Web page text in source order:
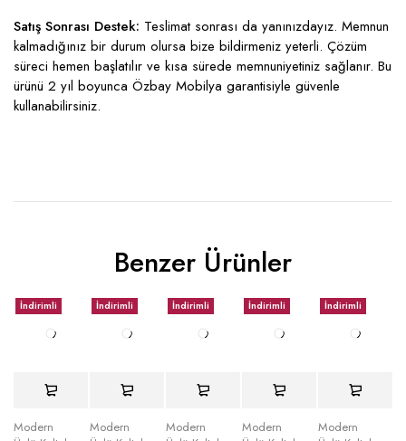
Satış Sonrası Destek: Teslimat sonrası da yanınızdayız. Memnun
kalmadığınız bir durum olursa bize bildirmeniz yeterli. Çözüm
süreci hemen başlatılır ve kısa sürede memnuniyetiniz sağlanır. Bu
ürünü 2 yıl boyunca Özbay Mobilya garantisiyle güvenle
kullanabilirsiniz.
Benzer Ürünler
İndirimli
Modern
İndirimli
Modern
İndirimli
Modern
İndirimli
Modern
İndirimli
Modern